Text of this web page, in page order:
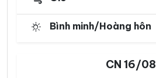
Bình minh/Hoàng hôn
CN 16/08